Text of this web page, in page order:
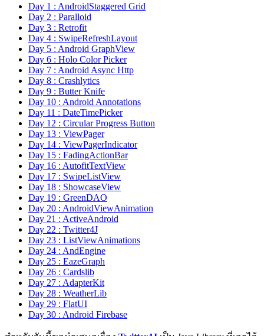
Day 1 : AndroidStaggered Grid
Day 2 : Paralloid
Day 3 : Retrofit
Day 4 : SwipeRefreshLayout
Day 5 : Android GraphView
Day 6 : Holo Color Picker
Day 7 : Android Async Http
Day 8 : Crashlytics
Day 9 : Butter Knife
Day 10 : Android Annotations
Day 11 : DateTimePicker
Day 12 : Circular Progress Button
Day 13 : ViewPager
Day 14 : ViewPagerIndicator
Day 15 : FadingActionBar
Day 16 : AutofitTextView
Day 17 : SwipeListView
Day 18 : ShowcaseView
Day 19 : GreenDAO
Day 20 : AndroidViewAnimation
Day 21 : ActiveAndroid
Day 22 : Twitter4J
Day 23 : ListViewAnimations
Day 24 : AndEngine
Day 25 : EazeGraph
Day 26 : Cardslib
Day 27 : AdapterKit
Day 28 : WeatherLib
Day 29 : FlatUI
Day 30 : Android Firebase